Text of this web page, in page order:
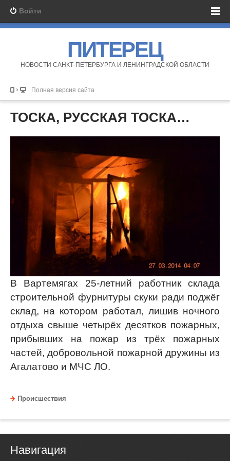
Войти
ПИТЕРЕЦ
НОВОСТИ САНКТ-ПЕТЕРБУРГА И ЛЕНИНГРАДСКОЙ ОБЛАСТИ
Полная версия сайта
ТОСКА, РУССКАЯ ТОСКА…
В Вартемягах 25-летний работник склада
строительной фурнитуры скуки ради поджёг
склад, на котором работал, лишив ночного
отдыха свыше четырёх десятков пожарных,
прибывших на пожар из трёх пожарных
частей, добровольной пожарной дружины из
Агалатово и МЧС ЛО.
Происшествия
Навигация